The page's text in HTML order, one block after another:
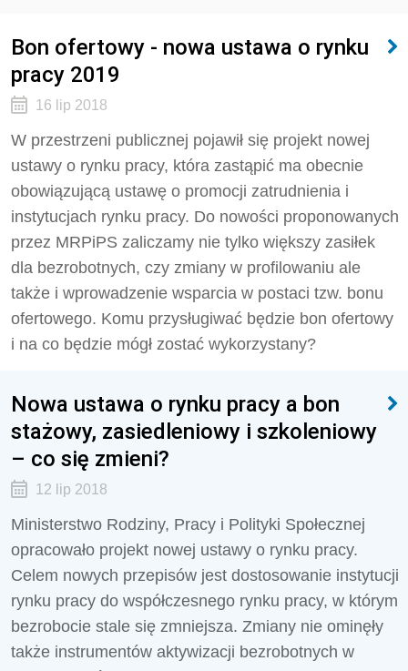
Bon ofertowy - nowa ustawa o rynku
pracy 2019
16 lip 2018
W przestrzeni publicznej pojawił się projekt nowej
ustawy o rynku pracy, która zastąpić ma obecnie
obowiązującą ustawę o promocji zatrudnienia i
instytucjach rynku pracy. Do nowości proponowanych
przez MRPiPS zaliczamy nie tylko większy zasiłek
dla bezrobotnych, czy zmiany w profilowaniu ale
także i wprowadzenie wsparcia w postaci tzw. bonu
ofertowego. Komu przysługiwać będzie bon ofertowy
i na co będzie mógł zostać wykorzystany?
Nowa ustawa o rynku pracy a bon
stażowy, zasiedleniowy i szkoleniowy
– co się zmieni?
12 lip 2018
Ministerstwo Rodziny, Pracy i Polityki Społecznej
opracowało projekt nowej ustawy o rynku pracy.
Celem nowych przepisów jest dostosowanie instytucji
rynku pracy do współczesnego rynku pracy, w którym
bezrobocie stale się zmniejsza. Zmiany nie ominęły
także instrumentów aktywizacji bezrobotnych w